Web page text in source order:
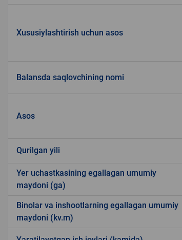
Xususiylashtirish uchun asos
Balansda saqlovchining nomi
Asos
Qurilgan yili
Yer uchastkasining egallagan umumiy
maydoni (ga)
Binolar va inshootlarning egallagan umumiy
maydoni (kv.m)